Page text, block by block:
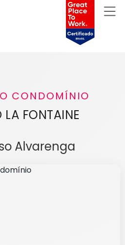
CONDOMÍNIO
FONTAINE
Alvarenga